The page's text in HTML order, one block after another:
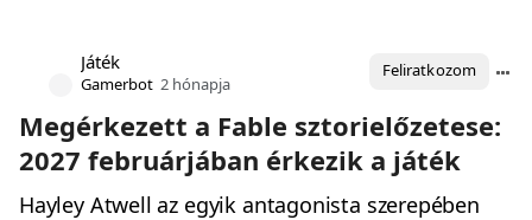
Játék
Gamerbot 2 hónapja
Feliratkozom
Megérkezett a Fable sztorielőzetese:
2027 februárjában érkezik a játék
Hayley Atwell az egyik antagonista szerepében